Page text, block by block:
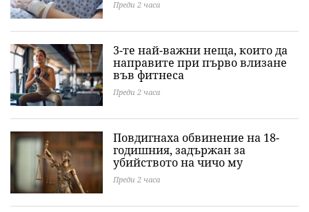
Преди 2 часа
3-те най-важни неща, които да
направите при първо влизане
във фитнеса
Преди 2 часа
Повдигнаха обвинение на 18-
годишния, задържан за
убийството на чичо му
Преди 2 часа